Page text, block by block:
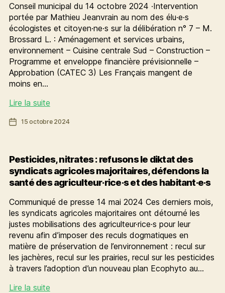
Conseil municipal du 14 octobre 2024 ·Intervention
portée par Mathieu Jeanvrain au nom des élu·e·s
écologistes et citoyen·ne·s sur la délibération n° 7 – M.
Brossard L. : Aménagement et services urbains,
environnement – Cuisine centrale Sud – Construction –
Programme et enveloppe financière prévisionnelle –
Approbation (CATEC 3) Les Français mangent de
moins en…
Lire la suiteConstruisons
la
de
demain
Date15 octobre 2024
Pesticides, nitrates : refusons le diktat des
syndicats agricoles majoritaires, défendons la
santé des agriculteur·rice·s et des habitant·e·s
Communiqué de presse 14 mai 2024 Ces derniers mois,
les syndicats agricoles majoritaires ont détourné les
justes mobilisations des agriculteur·rice·s pour leur
revenu afin d’imposer des reculs dogmatiques en
matière de préservation de l’environnement : recul sur
les jachères, recul sur les prairies, recul sur les pesticides
à travers l’adoption d’un nouveau plan Ecophyto au…
Lire la suitePesticides,